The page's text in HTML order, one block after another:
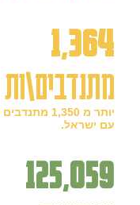
1,364
מתנדבים\ות
יותר מ
עם ישראל.
125,059